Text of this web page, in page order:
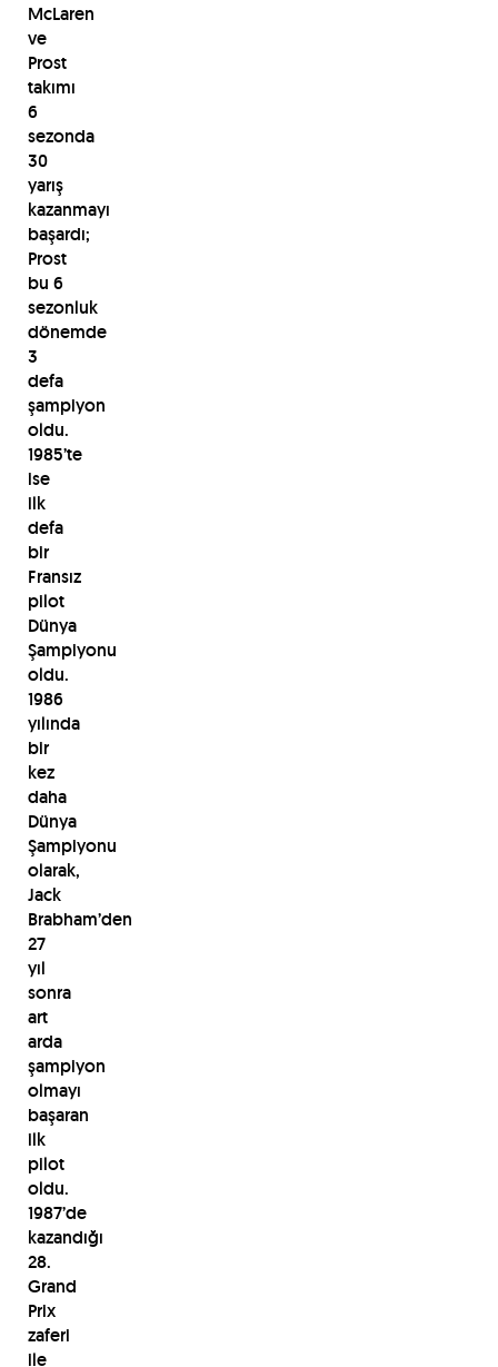
McLaren
ve
Prost
takımı
6
sezonda
30
yarış
kazanmayı
başardı;
Prost
bu 6
sezonluk
dönemde
3
defa
şampiyon
oldu.
1985’te
ise
ilk
defa
bir
Fransız
pilot
Dünya
Şampiyonu
oldu.
1986
yılında
bir
kez
daha
Dünya
Şampiyonu
olarak,
Jack
Brabham’den
27
yıl
sonra
art
arda
şampiyon
olmayı
başaran
ilk
pilot
oldu.
1987’de
kazandığı
28.
Grand
Prix
zaferi
ile